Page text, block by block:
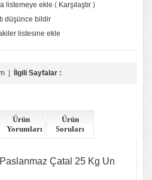
listemeye ekle ( Karşılaştır )
düşünce bildir
listesine ekle
| İlgili Sayfalar :
Ürün
Yorumları
Ürün
Soruları
Çatal 25 Kg Un